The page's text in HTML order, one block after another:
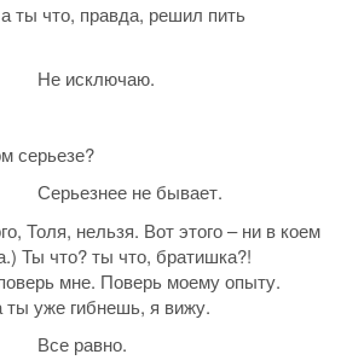
что, правда, решил пить
исключаю.
не бывает.
нельзя. Вот этого – ни в коем
Ты что? ты что, братишка?!
мне. Поверь моему опыту.
ты уже гибнешь, я вижу.
равно.